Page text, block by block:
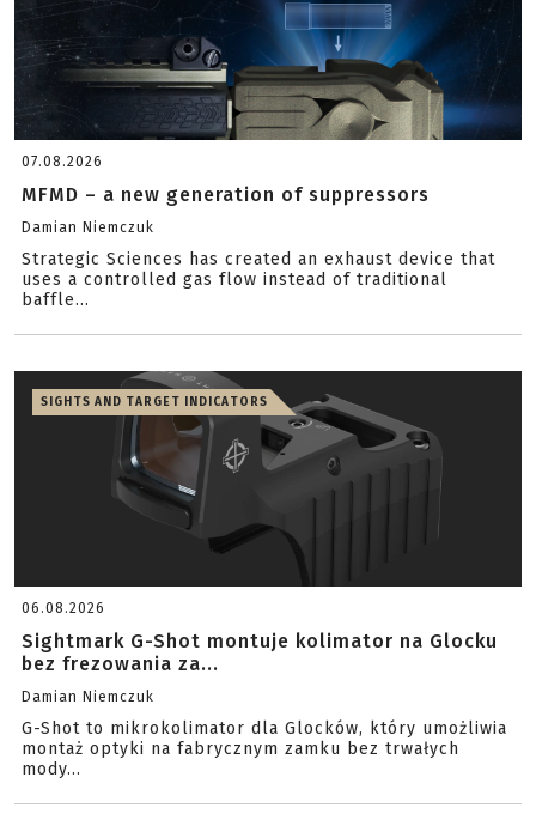
07.08.2026
MFMD – a new generation of suppressors
Damian Niemczuk
Strategic Sciences has created an exhaust device that
uses a controlled gas flow instead of traditional
baffle...
SIGHTS AND TARGET INDICATORS
06.08.2026
Sightmark G-Shot montuje kolimator na Glocku
bez frezowania za...
Damian Niemczuk
G-Shot to mikrokolimator dla Glocków, który umożliwia
montaż optyki na fabrycznym zamku bez trwałych
mody...